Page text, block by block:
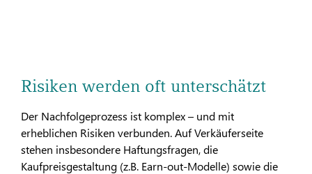
Risiken werden oft unterschätzt
Der Nachfolgeprozess ist komplex – und mit
erheblichen Risiken verbunden. Auf Verkäuferseite
stehen insbesondere Haftungsfragen, die
Kaufpreisgestaltung (z.B. Earn-out-Modelle) sowie die